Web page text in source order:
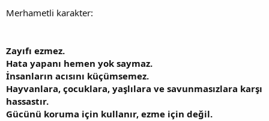
Merhametli karakter:
Zayıfı ezmez.
Hata yapanı hemen yok saymaz.
İnsanların acısını küçümsemez.
Hayvanlara, çocuklara, yaşlılara ve savunmasızlara karşı
hassastır.
Gücünü koruma için kullanır, ezme için değil.